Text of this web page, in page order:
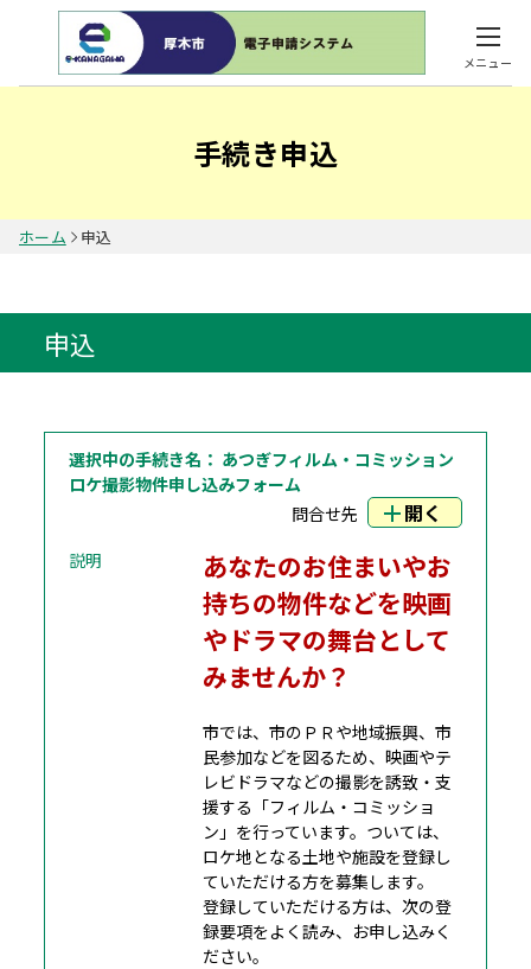
メニュー
手続き申込
ホーム 申込
申込
選択中の手続き名： あつぎフィルム・コミッション
ロケ撮影物件申し込みフォーム
問合せ先
開く
説明
あなたのお住まいやお
持ちの物件などを映画
やドラマの舞台として
みませんか？
市では、市のＰＲや地域振興、市
民参加などを図るため、映画やテ
レビドラマなどの撮影を誘致・支
援する「フィルム・コミッショ
ン」を行っています。ついては、
ロケ地となる土地や施設を登録し
ていただける方を募集します。
登録していただける方は、次の登
録要項をよく読み、お申し込みく
ださい。